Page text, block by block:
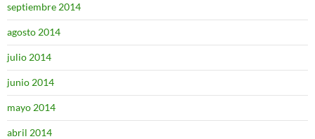
septiembre 2014
agosto 2014
julio 2014
junio 2014
mayo 2014
abril 2014